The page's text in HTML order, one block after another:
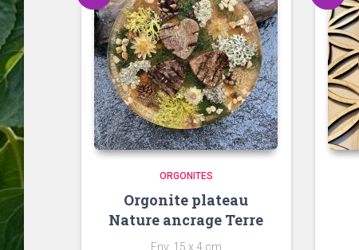
ORGONITES
Orgonite plateau
Nature ancrage Terre
Env. 15 x 4 cm